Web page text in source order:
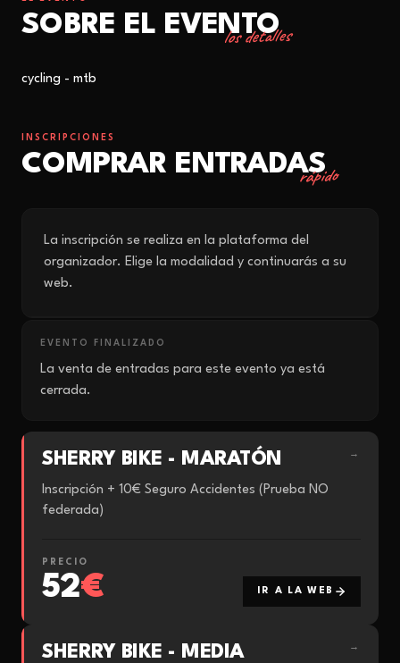
SOBRE EL EVENTO
los detalles
cycling - mtb
INSCRIPCIONES
COMPRAR ENTRADAS
rápido
La inscripción se realiza en la plataforma del
organizador. Elige la modalidad y continuarás a su
web.
EVENTO FINALIZADO
La venta de entradas para este evento ya está
cerrada.
SHERRY BIKE - MARATÓN →
Inscripción + 10€ Seguro Accidentes (Prueba NO
federada)​
PRECIO
52€ IR A LA WEB
SHERRY BIKE - MEDIA →